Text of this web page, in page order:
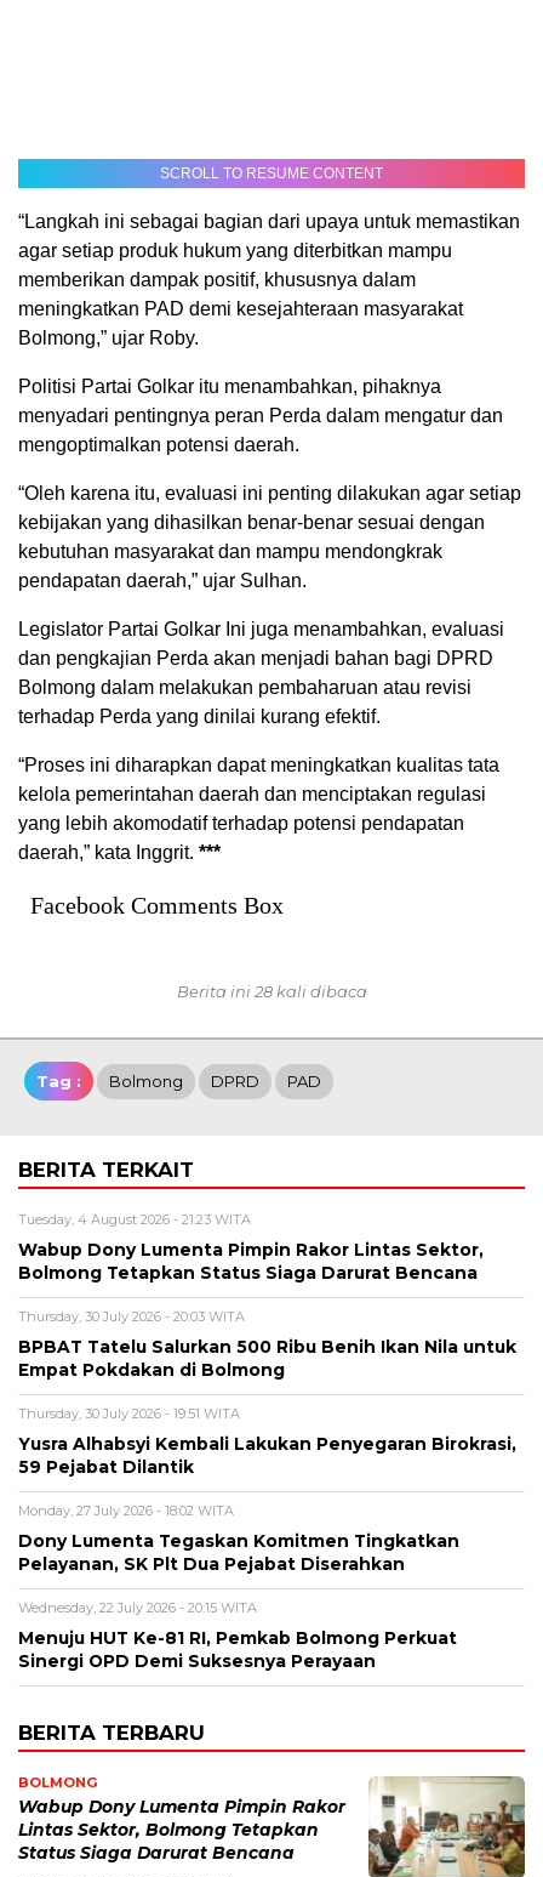
SCROLL TO RESUME CONTENT
“Langkah ini sebagai bagian dari upaya untuk memastikan
agar setiap produk hukum yang diterbitkan mampu
memberikan dampak positif, khususnya dalam
meningkatkan PAD demi kesejahteraan masyarakat
Bolmong,” ujar Roby.
Politisi Partai Golkar itu menambahkan, pihaknya
menyadari pentingnya peran Perda dalam mengatur dan
mengoptimalkan potensi daerah.
“Oleh karena itu, evaluasi ini penting dilakukan agar setiap
kebijakan yang dihasilkan benar-benar sesuai dengan
kebutuhan masyarakat dan mampu mendongkrak
pendapatan daerah,” ujar Sulhan.
Legislator Partai Golkar Ini juga menambahkan, evaluasi
dan pengkajian Perda akan menjadi bahan bagi DPRD
Bolmong dalam melakukan pembaharuan atau revisi
terhadap Perda yang dinilai kurang efektif.
“Proses ini diharapkan dapat meningkatkan kualitas tata
kelola pemerintahan daerah dan menciptakan regulasi
yang lebih akomodatif terhadap potensi pendapatan
daerah,” kata Inggrit. ***
Facebook Comments Box
Berita ini 28 kali dibaca
Tag : Bolmong DPRD PAD
BERITA TERKAIT
Tuesday, 4 August 2026 - 21:23 WITA
Wabup Dony Lumenta Pimpin Rakor Lintas Sektor,
Bolmong Tetapkan Status Siaga Darurat Bencana
Thursday, 30 July 2026 - 20:03 WITA
BPBAT Tatelu Salurkan 500 Ribu Benih Ikan Nila untuk
Empat Pokdakan di Bolmong
Thursday, 30 July 2026 - 19:51 WITA
Yusra Alhabsyi Kembali Lakukan Penyegaran Birokrasi,
59 Pejabat Dilantik
Monday, 27 July 2026 - 18:02 WITA
Dony Lumenta Tegaskan Komitmen Tingkatkan
Pelayanan, SK Plt Dua Pejabat Diserahkan
Wednesday, 22 July 2026 - 20:15 WITA
Menuju HUT Ke-81 RI, Pemkab Bolmong Perkuat
Sinergi OPD Demi Suksesnya Perayaan
BERITA TERBARU
BOLMONG
Wabup Dony Lumenta Pimpin Rakor
Lintas Sektor, Bolmong Tetapkan
Status Siaga Darurat Bencana